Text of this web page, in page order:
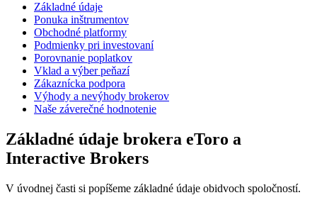
Základné údaje
Ponuka inštrumentov
Obchodné platformy
Podmienky pri investovaní
Porovnanie poplatkov
Vklad a výber peňazí
Zákaznícka podpora
Výhody a nevýhody brokerov
Naše záverečné hodnotenie
Základné údaje brokera eToro a
Interactive Brokers
V úvodnej časti si popíšeme základné údaje obidvoch spoločností.